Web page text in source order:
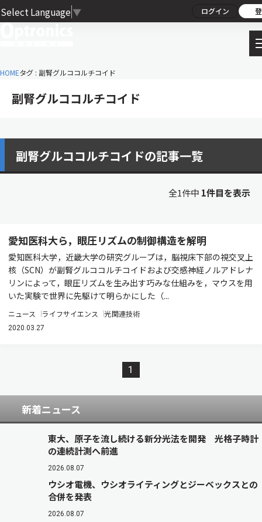
Select Language ▼ ログイン
HOMEタグ : 副腎グルココルチコイド
副腎グルココルチコイド
副腎グルココルチコイドの記事一覧
全1件中 1件目を表示
愛知医科大ら，眼圧リズムの制御構造を解明
愛知医科大学，近畿大学の研究グループは，脳視床下部の視交叉上
核（SCN）が副腎グルココルチコイドおよび交感神経ノルアドレナ
リンによって，眼圧リズムを生み出す巧みな仕組みを，マウスを用
いた実験で世界に先駆けて明らかにした（...
ニュース ライフサイエンス 光関連技術
2020.03.27
1
新着ニュース
東大、原子を流し続ける新分光法を開発 光格子時計
の連続計測へ前進
2026.08.07
ウシオ電機、ウシオライティングとジーベックスとの
合併を発表
2026.08.07